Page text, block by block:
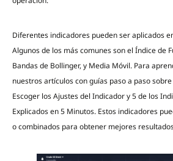
Diferentes indicadores pueden ser aplicados
Algunos de los más comunes son el Índice de
Bandas de Bollinger, y Media Móvil. Para
nuestros artículos con guías paso a paso
Escoger los Ajustes del Indicador y 5 de los
Explicados en 5 Minutos. Estos indicadores
o combinados para obtener mejores